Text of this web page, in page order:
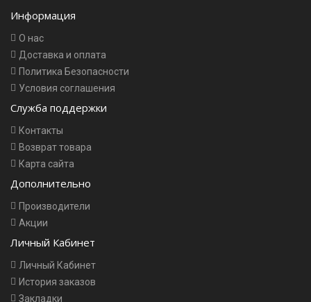
Информация
О нас
Доставка и оплата
Политика Безопасности
Условия соглашения
Служба поддержки
Контакты
Возврат товара
Карта сайта
Дополнительно
Производители
Акции
Личный Кабинет
Личный Кабинет
История заказов
Закладки